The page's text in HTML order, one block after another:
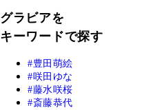
グラビアを
キーワードで探す
豊田萌絵
咲田ゆな
藤水咲桜
斎藤恭代